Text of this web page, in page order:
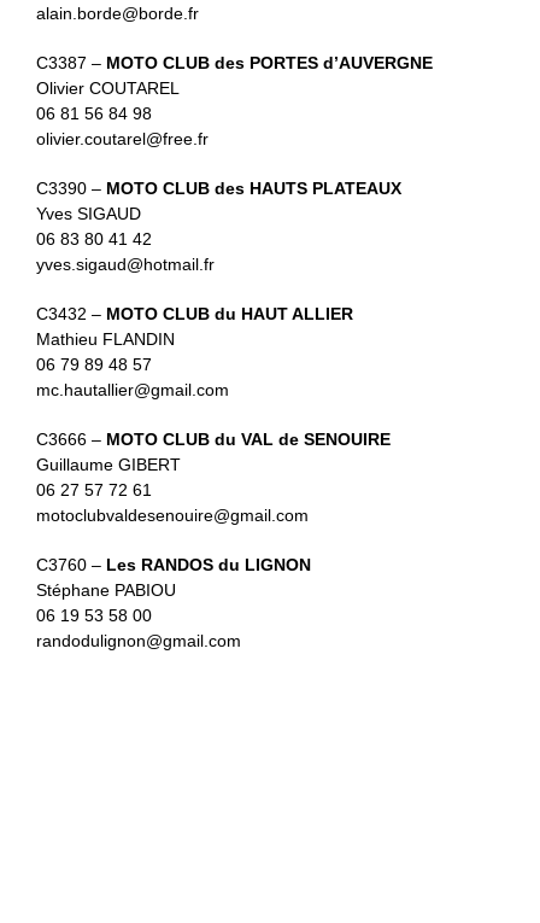
alain.borde@borde.fr
C3387 – MOTO CLUB des PORTES d’AUVERGNE
Olivier COUTAREL
06 81 56 84 98
olivier.coutarel@free.fr
C3390 – MOTO CLUB des HAUTS PLATEAUX
Yves SIGAUD
06 83 80 41 42
yves.sigaud@hotmail.fr
C3432 – MOTO CLUB du HAUT ALLIER
Mathieu FLANDIN
06 79 89 48 57
mc.hautallier@gmail.com
C3666 – MOTO CLUB du VAL de SENOUIRE
Guillaume GIBERT
06 27 57 72 61
motoclubvaldesenouire@gmail.com
C3760 – Les RANDOS du LIGNON
Stéphane PABIOU
06 19 53 58 00
randodulignon@gmail.com